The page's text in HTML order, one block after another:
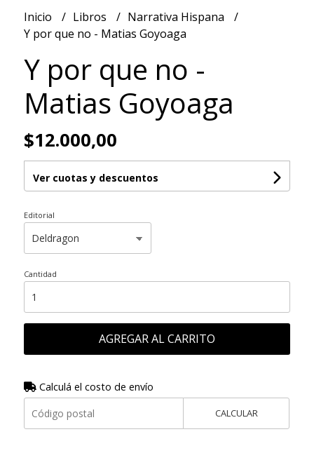
Inicio Libros
Narrativa Hispana
Y por que no - Matias Goyoaga
Y por que no -
Matias Goyoaga
$12.000,00
Ver cuotas y descuentos
Editorial
Cantidad
AGREGAR AL CARRITO
Calculá el costo de envío
CALCULAR